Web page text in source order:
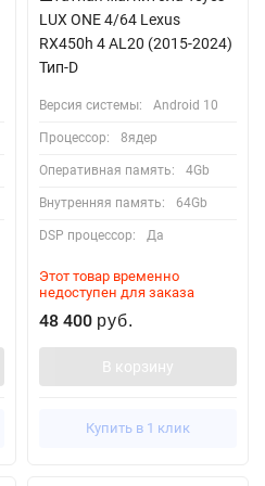
LUX ONE 4/64 Lexus
RX450h 4 AL20 (2015-2024)
Тип-D
Версия системы: Android 10
Процессор: 8ядер
Оперативная память: 4Gb
Внутренняя память: 64Gb
DSP процессор: Да
Этот товар временно
недоступен для заказа
48 400 руб.
В корзину
Купить в 1 клик